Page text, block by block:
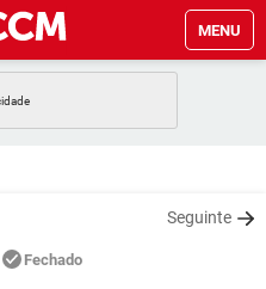
MENU
GMAIL
WHATSAPP
Seguinte
Fechado